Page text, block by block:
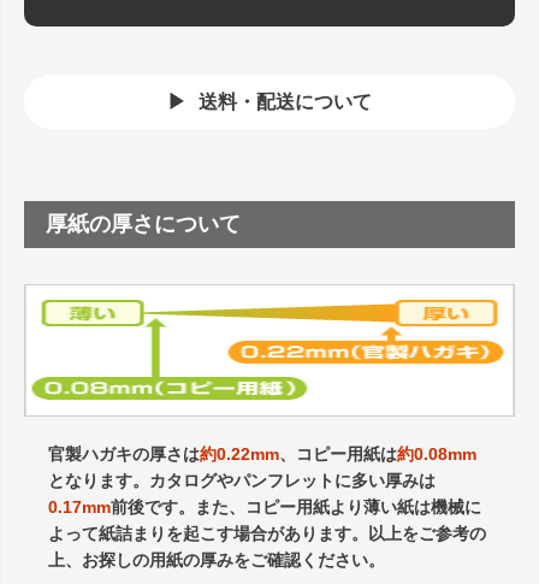
送料・配送について
厚紙の厚さについて
官製ハガキの厚さは約0.22mm、コピー用紙は約0.08mm
となります。カタログやパンフレットに多い厚みは
0.17mm前後です。また、コピー用紙より薄い紙は機械に
よって紙詰まりを起こす場合があります。以上をご参考の
上、お探しの用紙の厚みをご確認ください。